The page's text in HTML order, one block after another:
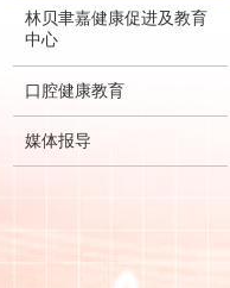
林贝聿嘉健康促进及教育
中心
口腔健康教育
媒体报导